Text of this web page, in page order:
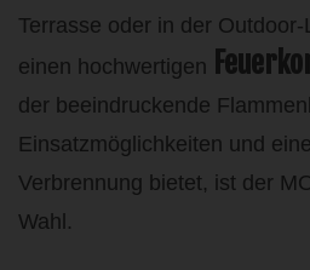
Terrasse oder in der
einen hochwertigen
der beeindruckende
Einsatzmöglichkeiten und
Verbrennung bietet, ist der
Wahl.